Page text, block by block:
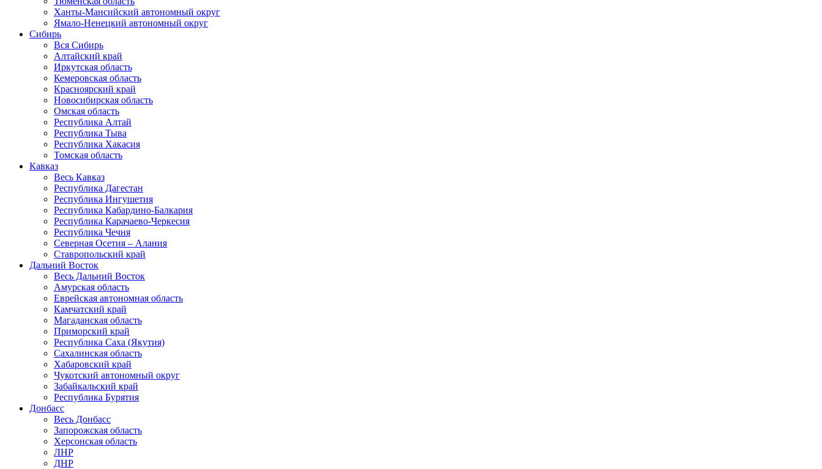
Ханты-Мансийский автономный округ
Ямало-Ненецкий автономный округ
Сибирь
Вся Сибирь
Алтайский край
Иркутская область
Кемеровская область
Красноярский край
Новосибирская область
Омская область
Республика Алтай
Республика Тыва
Республика Хакасия
Томская область
Кавказ
Весь Кавказ
Республика Дагестан
Республика Ингушетия
Республика Кабардино-Балкария
Республика Карачаево-Черкесия
Республика Чечня
Северная Осетия – Алания
Ставропольский край
Дальний Восток
Весь Дальний Восток
Амурская область
Еврейская автономная область
Камчатский край
Магаданская область
Приморский край
Республика Саха (Якутия)
Сахалинская область
Хабаровский край
Чукотский автономный округ
Забайкальский край
Республика Бурятия
Донбасс
Весь Донбасс
Запорожская область
Херсонская область
ЛНР
ДНР